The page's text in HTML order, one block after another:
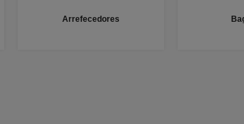
Arrefecedores